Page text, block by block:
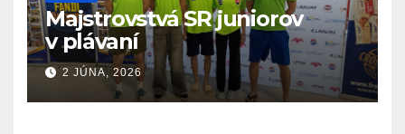
Majstrovstvá SR juniorov
v plávaní
2 JÚNA, 2026